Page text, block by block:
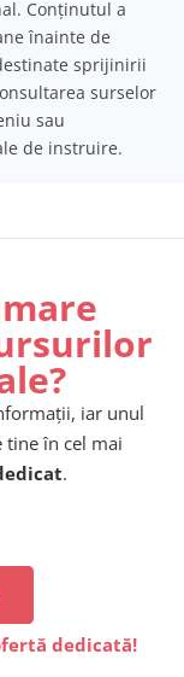
Conținutul a
înainte de
sprijinirii
surselor
sau
de instruire.
iar unul
în cel mai
.
dedicată!